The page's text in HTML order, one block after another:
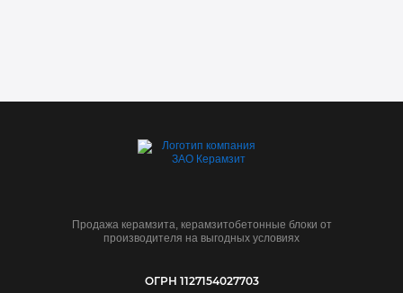
Продажа керамзита, керамзитобетонные блоки от
производителя на выгодных условиях
ОГРН 1127154027703